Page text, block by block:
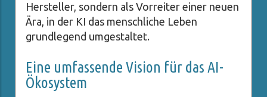
Hersteller, sondern als Vorreiter einer neuen
Ära, in der KI das menschliche Leben
grundlegend umgestaltet.
Eine umfassende Vision für das AI-
Ökosystem